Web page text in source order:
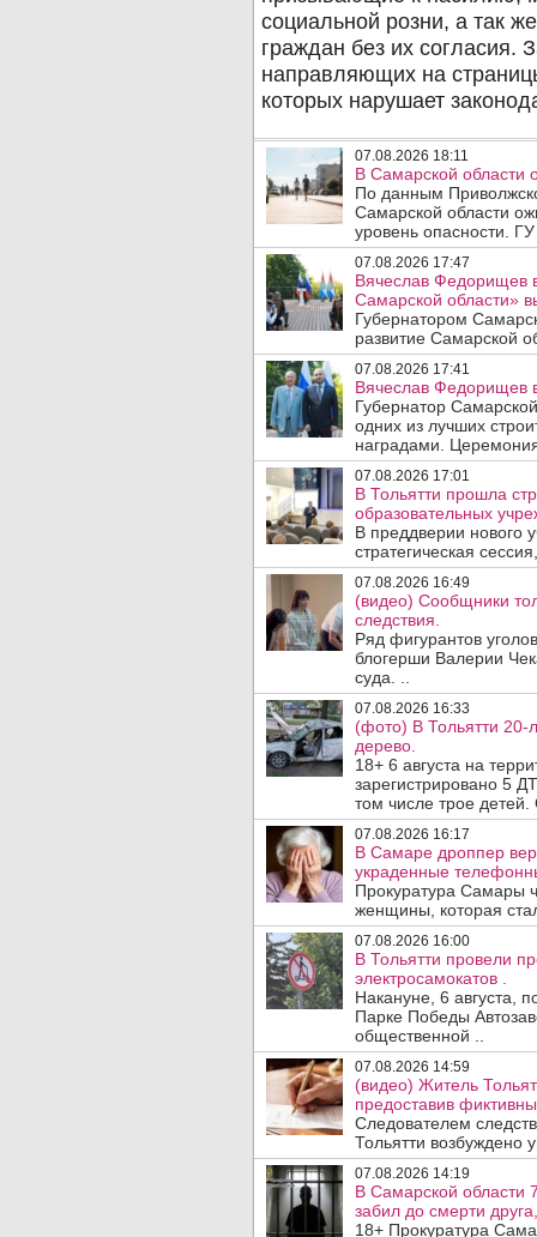
07.08.2026 18:11
В Самарской области
По данным
Самарской области
уровень опасности.
07.08.2026 17:47
Вячеслав Федорищев
Самарской области»
Губернатором
развитие Самарской
07.08.2026 17:41
Вячеслав Федорищев
Губернатор
одних из лучших
наградами.
07.08.2026 17:01
В Тольятти прошла
образовательных
В преддверии нового
стратегическая
07.08.2026 16:49
(видео) Сообщники
следствия.
Ряд фигурантов
блогерши Валерии
суда. ..
07.08.2026 16:33
(фото) В Тольятти 20-
дерево.
18+ 6 августа на
зарегистрировано 5
том числе трое
07.08.2026 16:17
В Самаре дроппер
украденные
Прокуратура Самары
женщины, которая
07.08.2026 16:00
В Тольятти провели
электросамокатов .
Накануне, 6 августа,
Парке Победы
общественной ..
07.08.2026 14:59
(видео) Житель
предоставив
Следователем
Тольятти возбуждено
07.08.2026 14:19
В Самарской области
забил до смерти
18+ Прокуратура